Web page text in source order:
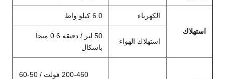
استهلاك
الكهرباء 6.0 كيلو واط
استهلاك الهواء
50 لتر / دقيقة 0.6 ميجا
باسكال
200-460 فولت / 50-60